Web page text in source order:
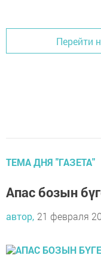
Перейти
ТЕМА ДНЯ "ГАЗЕТА"
Апас бозын
автор, 21 февраля